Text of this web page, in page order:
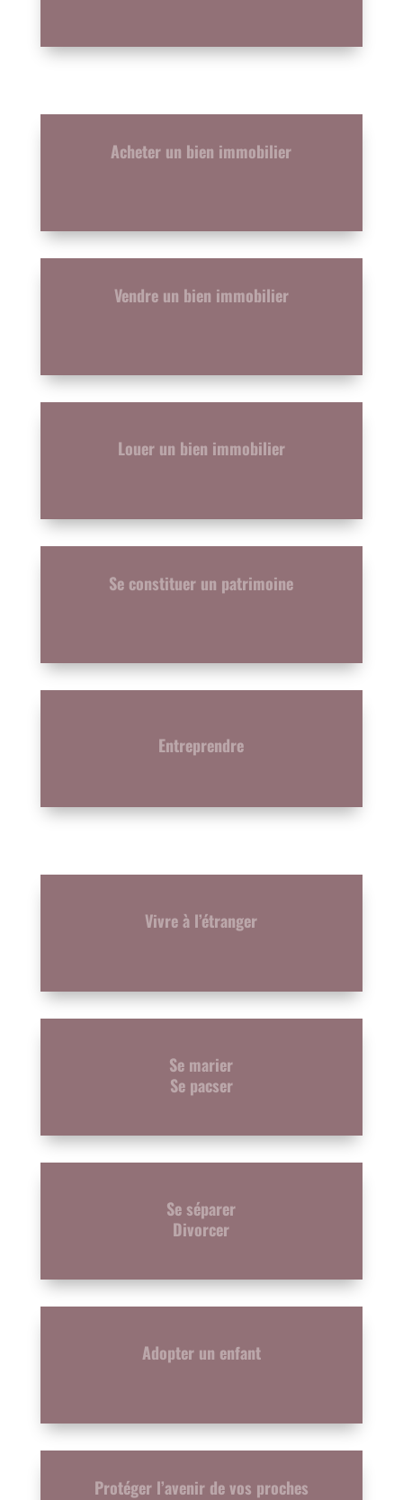
Acheter un bien immobilier
Vendre un bien immobilier
Louer un bien immobilier
Se constituer un patrimoine
Entreprendre
Vivre à l’étranger
Se marier
Se pacser
Se séparer
Divorcer
Adopter un enfant
Protéger l’avenir de vos proches